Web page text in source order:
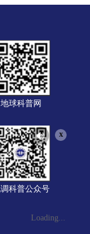
地球科普网
科普公众号
x